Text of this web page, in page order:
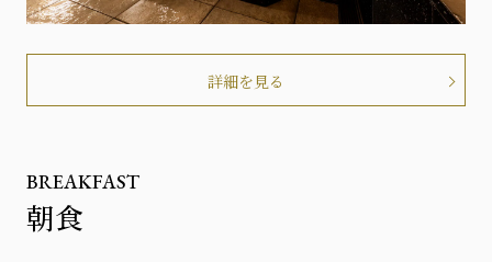
詳細を見る
BREAKFAST
朝食